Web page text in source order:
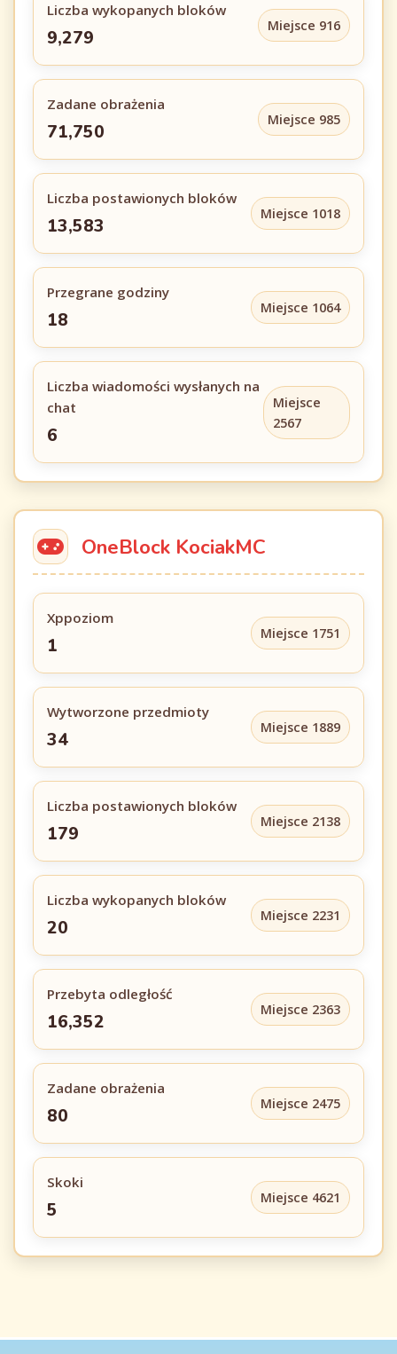
Liczba wykopanych bloków
9,279
Miejsce 916
Zadane obrażenia
71,750
Miejsce 985
Liczba postawionych bloków
13,583
Miejsce 1018
Przegrane godziny
18
Miejsce 1064
Liczba wiadomości wysłanych na
chat
6
Miejsce
2567
OneBlock KociakMC
Xppoziom
1
Miejsce 1751
Wytworzone przedmioty
34
Miejsce 1889
Liczba postawionych bloków
179
Miejsce 2138
Liczba wykopanych bloków
20
Miejsce 2231
Przebyta odległość
16,352
Miejsce 2363
Zadane obrażenia
80
Miejsce 2475
Skoki
5
Miejsce 4621